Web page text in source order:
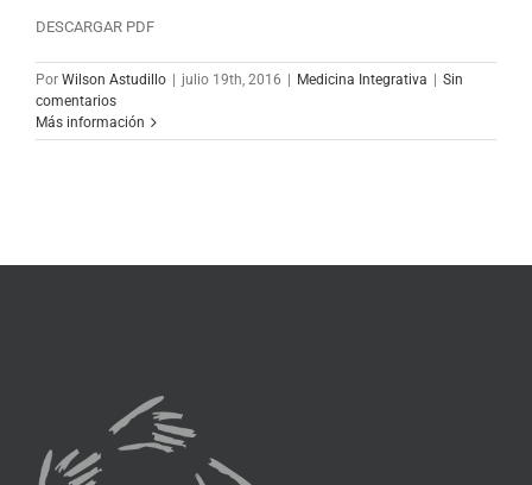
DESCARGAR PDF
Por Wilson Astudillo julio 19th, 2016 Medicina Integrativa
Sin
comentarios
Más información